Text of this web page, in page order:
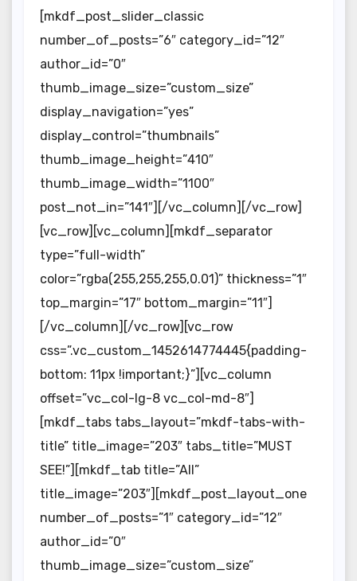
[mkdf_post_slider_classic
number_of_posts=”6″ category_id=”12″
author_id=”0″
thumb_image_size=”custom_size”
display_navigation=”yes”
display_control=”thumbnails”
thumb_image_height=”410″
thumb_image_width=”1100″
post_not_in=”141″][/vc_column][/vc_row]
[vc_row][vc_column][mkdf_separator
type=”full-width”
color=”rgba(255,255,255,0.01)” thickness=”1″
top_margin=”17″ bottom_margin=”11″]
[/vc_column][/vc_row][vc_row
css=”.vc_custom_1452614774445{padding-
bottom: 11px !important;}”][vc_column
offset=”vc_col-lg-8 vc_col-md-8″]
[mkdf_tabs tabs_layout=”mkdf-tabs-with-
title” title_image=”203″ tabs_title=”MUST
SEE!”][mkdf_tab title=”All”
title_image=”203″][mkdf_post_layout_one
number_of_posts=”1″ category_id=”12″
author_id=”0″
thumb_image_size=”custom_size”